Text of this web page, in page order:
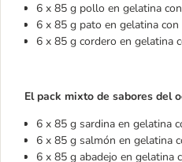
6 x 85 g pollo en gelatina
6 x 85 g pato en gelatina con
6 x 85 g cordero en gelatina
El pack mixto de sabores del
6 x 85 g sardina en gelatina
6 x 85 g salmón en gelatina
6 x 85 g abadejo en gelatina